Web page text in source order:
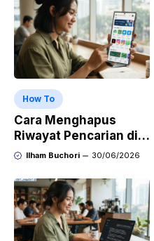
How To
Cara Menghapus
Riwayat Pencarian di
Play Store di HP
OPPO, dan Vivo
Ilham Buchori 30/06/2026